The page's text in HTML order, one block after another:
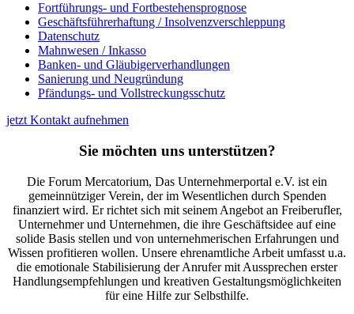
Fortführungs- und Fortbestehensprognose
Geschäftsführerhaftung / Insolvenzverschleppung
Datenschutz
Mahnwesen / Inkasso
Banken- und Gläubigerverhandlungen
Sanierung und Neugründung
Pfändungs- und Vollstreckungsschutz
jetzt Kontakt aufnehmen
Sie möchten uns unterstützen?
Die Forum Mercatorium, Das Unternehmerportal e.V. ist ein
gemeinnütziger Verein, der im Wesentlichen durch Spenden
finanziert wird. Er richtet sich mit seinem Angebot an Freiberufler,
Unternehmer und Unternehmen, die ihre Geschäftsidee auf eine
solide Basis stellen und von unternehmerischen Erfahrungen und
Wissen profitieren wollen. Unsere ehrenamtliche Arbeit umfasst u.a.
die emotionale Stabilisierung der Anrufer mit Aussprechen erster
Handlungsempfehlungen und kreativen Gestaltungsmöglichkeiten
für eine Hilfe zur Selbsthilfe.